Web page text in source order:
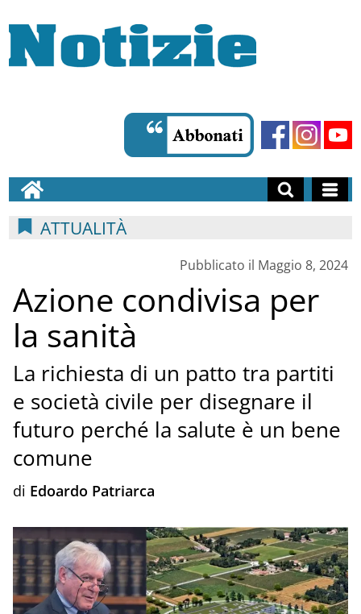
ATTUALITÀ
Pubblicato il Maggio 8, 2024
Azione condivisa per
la sanità
La richiesta di un patto tra partiti
e società civile per disegnare il
futuro perché la salute è un bene
comune
di Edoardo Patriarca